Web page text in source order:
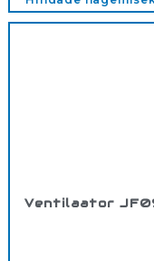
Ventilaator